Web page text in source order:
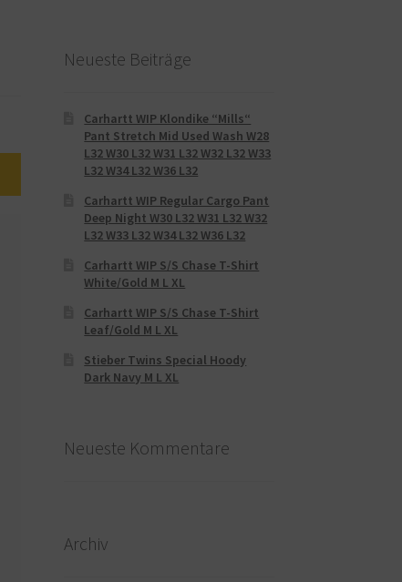
Neueste Beiträge
Carhartt WIP Klondike “Mills“
Pant Stretch Mid Used Wash W28
L32 W30 L32 W31 L32 W32 L32 W33
L32 W34 L32 W36 L32
Carhartt WIP Regular Cargo Pant
Deep Night W30 L32 W31 L32 W32
L32 W33 L32 W34 L32 W36 L32
Carhartt WIP S/S Chase T-Shirt
White/Gold M L XL
Carhartt WIP S/S Chase T-Shirt
Leaf/Gold M L XL
Stieber Twins Special Hoody
Dark Navy M L XL
Neueste Kommentare
Archiv